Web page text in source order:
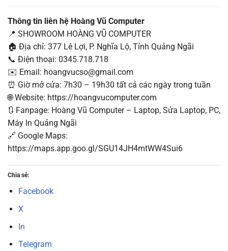
Thông tin liên hệ Hoàng Vũ Computer
📍 SHOWROOM HOÀNG VŨ COMPUTER
🏠 Địa chỉ: 377 Lê Lợi, P. Nghĩa Lộ, Tỉnh Quảng Ngãi
📞 Điện thoại: 0345.718.718
✉️ Email: hoangvucso@gmail.com
⏰ Giờ mở cửa: 7h30 – 19h30 tất cả các ngày trong tuần
🌐 Website: https://hoangvucomputer.com
🔃 Fanpage: Hoàng Vũ Computer – Laptop, Sửa Laptop, PC,
Máy In Quảng Ngãi
🔗 Google Maps:
https://maps.app.goo.gl/SGU14JH4mtWW4Sui6
Chia sẻ:
Facebook
X
In
Telegram